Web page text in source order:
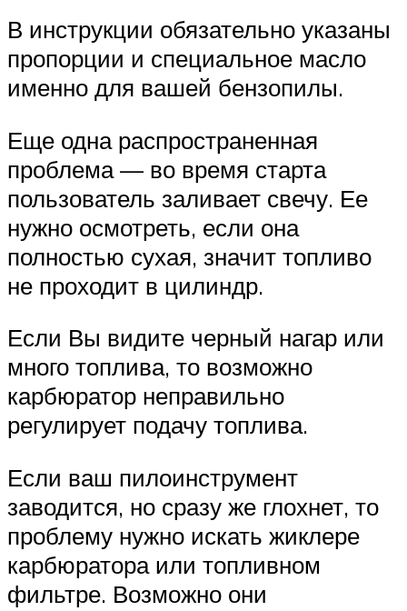
В инструкции обязательно указаны
пропорции и специальное масло
именно для вашей бензопилы.
Еще одна распространенная
проблема — во время старта
пользователь заливает свечу. Ее
нужно осмотреть, если она
полностью сухая, значит топливо
не проходит в цилиндр.
Если Вы видите черный нагар или
много топлива, то возможно
карбюратор неправильно
регулирует подачу топлива.
Если ваш пилоинструмент
заводится, но сразу же глохнет, то
проблему нужно искать жиклере
карбюратора или топливном
фильтре. Возможно они